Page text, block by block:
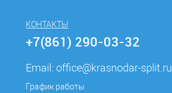
КОНТАКТЫ
+7(861) 290-03-32
Email:office@krasnodar-split.ru
График работы